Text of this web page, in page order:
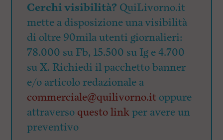
Cerchi visibilità? QuiLivorno.it
mette a disposizione una visibilità
di oltre 90mila utenti giornalieri:
78.000 su Fb, 15.500 su Ig e 4.700
su X. Richiedi il pacchetto banner
e/o articolo redazionale a
commerciale@quilivorno.it oppure
attraverso questo linkper avere un
preventivo